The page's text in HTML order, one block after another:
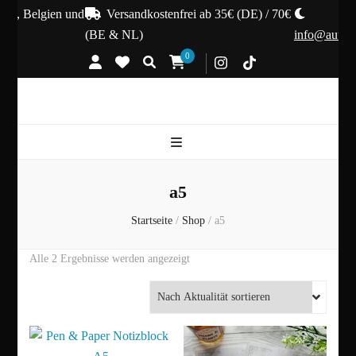
Belgien und
Versandkostenfrei ab 35€ (DE) / 70€
(BE & NL)
0
a5
Startseite / Shop / a5
Alle 2 Ergebnisse werden angezeigtNach
sortiert